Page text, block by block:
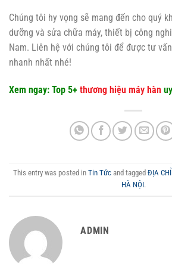
Chúng tôi hy vọng sẽ mang đến cho quý
dưỡng và sửa chữa máy, thiết bị công
Nam. Liên hệ với chúng tôi để được tư
nhanh nhất nhé!
Xem ngay: Top 5+ thương hiệu máy hàn
This entry was posted in Tin Tứcand tagged ĐỊA
HÀ NỘI.
ADMIN